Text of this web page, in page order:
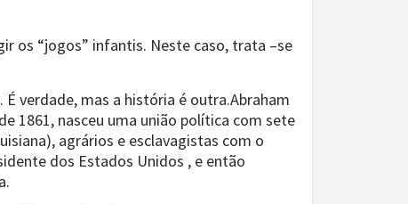
os “jogos” infantis. Neste caso, trata –se
verdade, mas a história é outra.Abraham
1861, nasceu uma união política com sete
agrários e esclavagistas com o
dos Estados Unidos , e então